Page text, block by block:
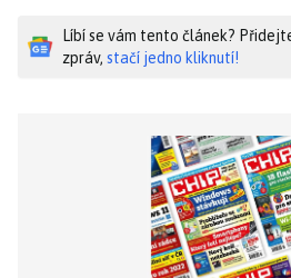
Líbí se vám tento článek?
zpráv, stačí jedno kliknutí!